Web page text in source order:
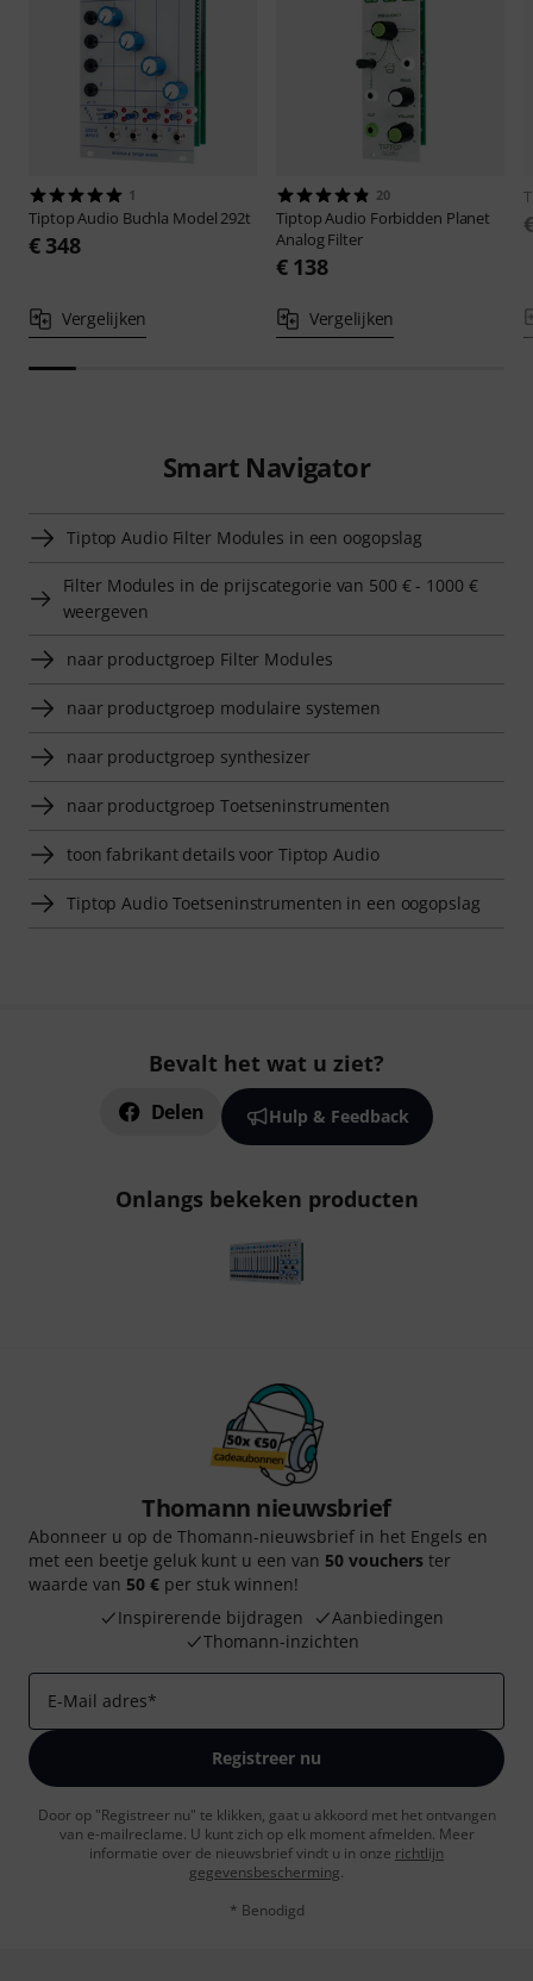
1
Tiptop Audio Buchla Model 292t
€ 348
Vergelijken
20
Tiptop Audio Forbidden Planet
Analog Filter
€ 138
Vergelijken
Smart Navigator
Tiptop Audio Filter Modules in een oogopslag
Filter Modules in de prijscategorie van 500 € - 1000 €
weergeven
naar productgroep Filter Modules
naar productgroep modulaire systemen
naar productgroep synthesizer
naar productgroep Toetseninstrumenten
toon fabrikant details voor Tiptop Audio
Tiptop Audio Toetseninstrumenten in een oogopslag
Bevalt het wat u ziet?
Delen Hulp & Feedback
Onlangs bekeken producten
Thomann nieuwsbrief
Abonneer u op de Thomann-nieuwsbrief in het Engels en
met een beetje geluk kunt u een van 50 vouchers ter
waarde van 50 € per stuk winnen!
Inspirerende bijdragen
Aanbiedingen
Thomann-inzichten
E-Mail adres*
Registreer nu
Door op "Registreer nu" te klikken, gaat u akkoord met het ontvangen
van e-mailreclame. U kunt zich op elk moment afmelden. Meer
informatie over de nieuwsbrief vindt u in onze richtlijn
gegevensbescherming.
* Benodigd